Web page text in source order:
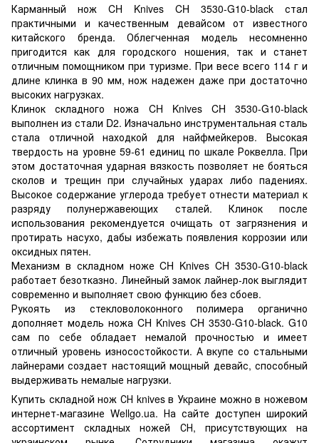
Карманный нож CH Knives CH 3530-G10-black стал
практичными и качественным девайсом от известного
китайского бренда. Облегченная модель несомненно
пригодится как для городского ношения, так и станет
отличным помощником при туризме. При весе всего 114 г и
длине клинка в 90 мм, нож надежен даже при достаточно
высоких нагрузках.
Клинок складного ножа CH Knives CH 3530-G10-black
выполнен из стали D2. Изначально инструментальная сталь
стала отличной находкой для найфмейкеров. Высокая
твердость на уровне 59-61 единиц по шкале Роквелла. При
этом достаточная ударная вязкость позволяет не бояться
сколов и трещин при случайных ударах либо падениях.
Высокое содержание углерода требует отнести материал к
разряду полунержавеющих сталей. Клинок после
использования рекомендуется очищать от загрязнения и
протирать насухо, дабы избежать появления коррозии или
оксидных пятен.
Механизм в складном ноже CH Knives CH 3530-G10-black
работает безотказно. Линейный замок лайнер-лок выглядит
современно и выполняет свою функцию без сбоев.
Рукоять из стекловолоконного полимера органично
дополняет модель ножа CH Knives CH 3530-G10-black. G10
сам по себе обладает немалой прочностью и имеет
отличный уровень износостойкости. А вкупе со стальными
лайнерами создает настоящий мощный девайс, способный
выдерживать немалые нагрузки.
Купить складной нож СН knives в Украине можно в ножевом
интернет-магазине Wellgo.ua. На сайте доступен широкий
ассортимент складных ножей СН, присутствующих на